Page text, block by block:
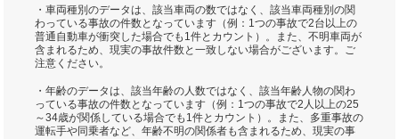
・車両種別のデータは、該当車両の数ではなく、該当車両種別の関
わっている事故の件数となっています（例：1つの事故で2台以上の
普通自動車が衝突した場合でも1件とカウント）。また、不明車両が
含まれるため、現実の事故件数と一致しない場合がございます。ご
注意ください。
・年齢のデータは、該当年齢の人数ではなく、該当年齢人物の関わ
っている事故の件数となっています（例：1つの事故で2人以上の25
～34歳が関係している場合でも1件とカウント）。また、多重事故の
運転手や同乗者など、年齢不明の関係者も含まれるため、現実の事